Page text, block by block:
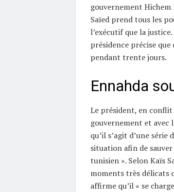
gouvernement
Saïed prend tous les
l’exécutif que la
présidence précise
pendant trente jours.
Ennahda
Le président, en conflit
gouvernement et avec
qu’il s’agit d’une série
situation afin de
tunisien ». Selon Kaïs
moments très délicats
affirme qu’il « se